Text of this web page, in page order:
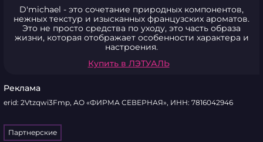
D'michael - это сочетание природных компонентов,
нежных текстур и изысканных французских ароматов.
Это не просто средства по уходу, это часть образа
жизни, которая отображает особенности характера и
настроения.
Купить в ЛЭТУАЛЬ
Реклама
erid: 2Vtzqwi3Fmp, АО «ФИРМА СЕВЕРНАЯ», ИНН: 7816042946
Партнерские